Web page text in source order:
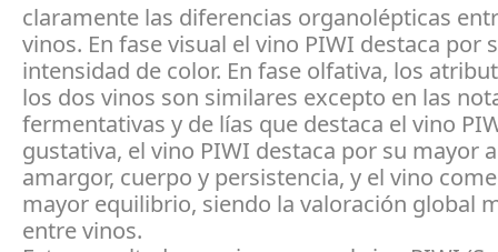
claramente las diferencias organolépticas
vinos. En fase visual el vino PIWI destaca por
intensidad de color. En fase olfativa, los
los dos vinos son similares excepto en las
fermentativas y de lías que destaca el vino
gustativa, el vino PIWI destaca por su mayor
amargor, cuerpo y persistencia, y el vino
mayor equilibrio, siendo la valoración global
entre vinos.